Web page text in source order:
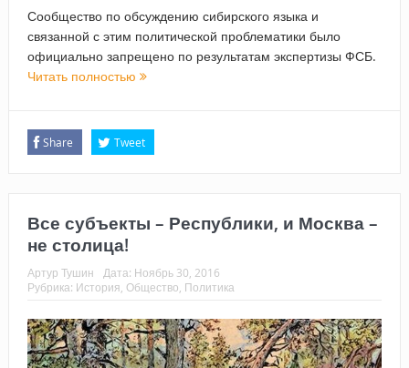
Сообщество по обсуждению сибирского языка и
связанной с этим политической проблематики было
официально запрещено по результатам экспертизы ФСБ.
Читать полностью
Share Tweet
Все субъекты – Республики, и Москва –
не столица!
Артур Тушин Дата: Ноябрь 30, 2016
Рубрика: История Общество Политика